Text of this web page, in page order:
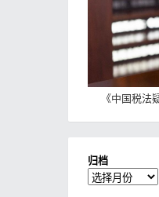
《中国税法
归档
归
档